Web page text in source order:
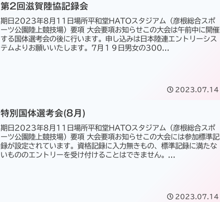
第2回滋賀陸協記録会
期日2023年8月11日場所平和堂HATOスタジアム（彦根総合スポ
ーツ公園陸上競技場）要項 大会要項お知らせこの大会は午前中に開催
する国体選考会の後に行います。申し込みは日本陸連エントリーシス
テムよりお願いいたします。7月１９日男女の300...
2023.07.14
特別国体選考会(8月)
期日2023年8月11日場所平和堂HATOスタジアム（彦根総合スポ
ーツ公園陸上競技場）要項 大会要項お知らせこの大会には参加標準記
録が設定されています。資格記録に入力無きもの、標準記録に満たな
いもののエントリーを受け付けることはできません。...
2023.07.14